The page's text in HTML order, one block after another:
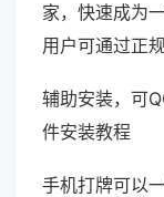
家，快速成为
用户可通过正
辅助安装，可
件安装教程
手机打牌可以